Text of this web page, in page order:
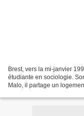
Brest, vers la mi-janvier
étudiante en sociologie.
Malo, il partage un